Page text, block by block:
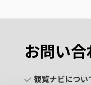
お問い
観覧ナビについ